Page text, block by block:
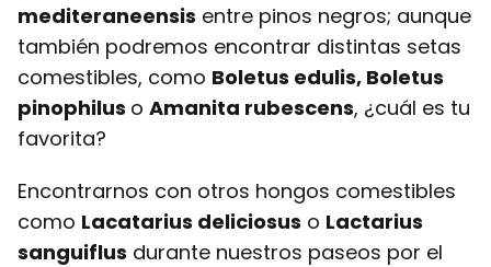
mediteraneensis entre pinos negros; aunque
también podremos encontrar distintas setas
comestibles, como Boletus edulis, Boletus
pinophilus o Amanita rubescens, ¿cuál es tu
favorita?
Encontrarnos con otros hongos comestibles
como Lacatarius deliciosus o Lactarius
sanguiflus durante nuestros paseos por el